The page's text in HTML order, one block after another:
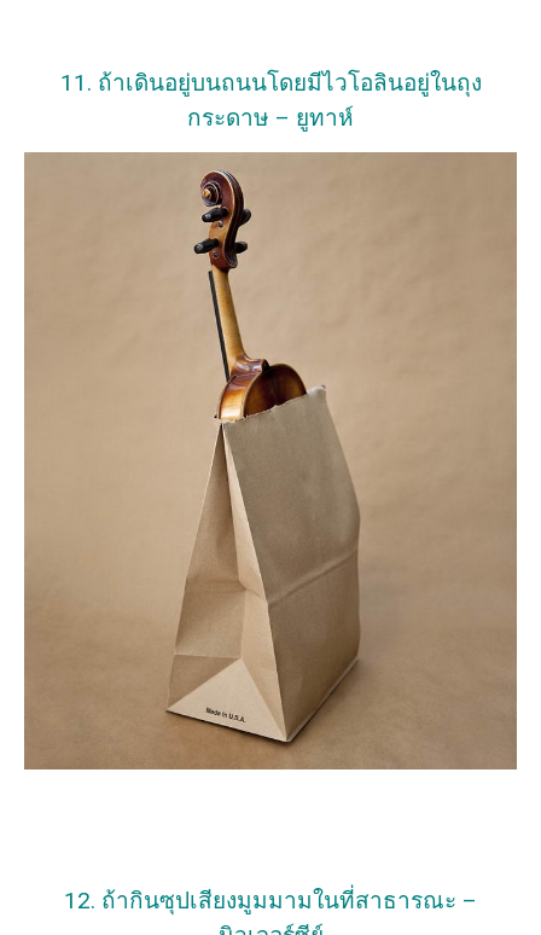
11. ถ้าเดินอยู่บนถนนโดยมีไวโอลินอยู่ในถุง
กระดาษ – ยูทาห์
12. ถ้ากินซุปเสียงมูมมามในที่สาธารณะ –